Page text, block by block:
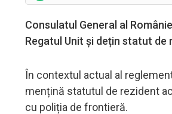
Consulatul General al
Regatul Unit și dețin statut
În contextul actual al
mențină statutul de rezident
cu poliția de frontieră.